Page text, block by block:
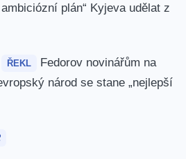
plán“ Kyjeva udělat z
ŘEKL
Fedorov novinářům na
národ se stane „nejlepší